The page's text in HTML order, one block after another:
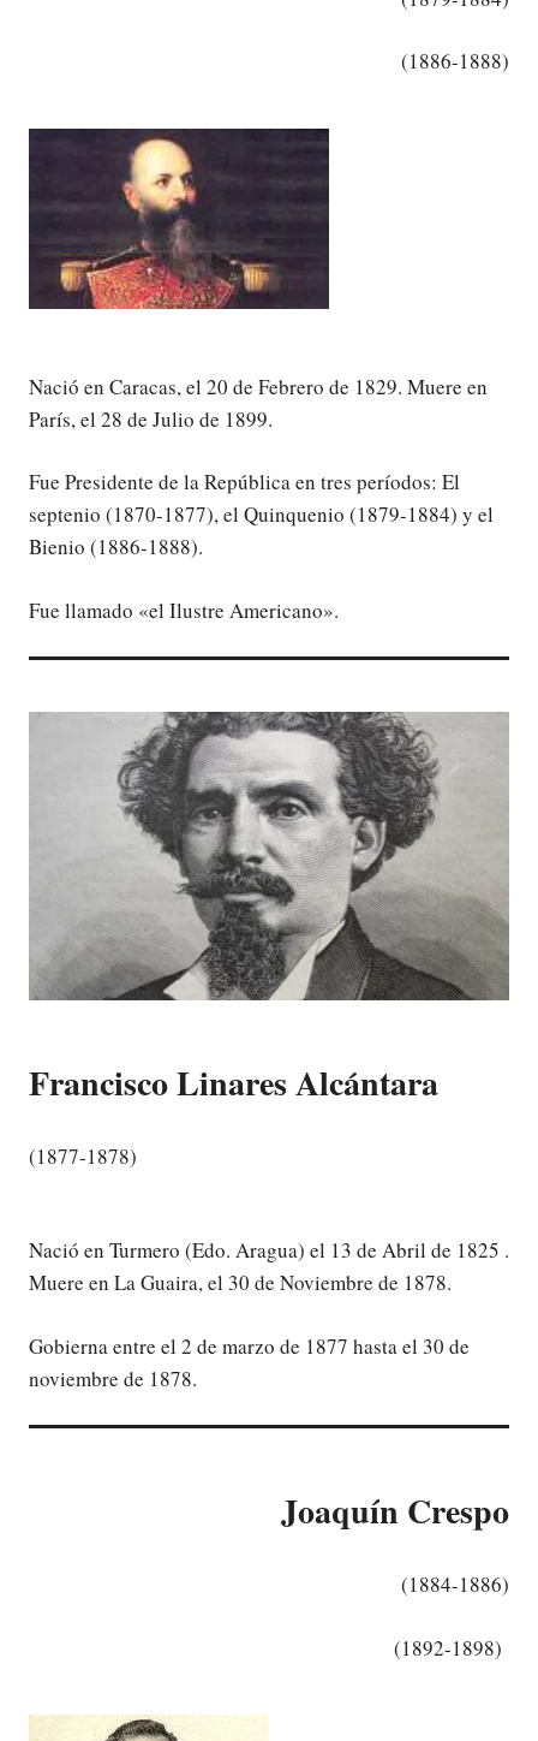
(1886-1888)
Nació en Caracas, el 20 de Febrero de 1829. Muere en
París, el 28 de Julio de 1899.
Fue Presidente de la República en tres períodos: El
septenio (1870-1877), el Quinquenio (1879-1884) y el
Bienio (1886-1888).
Fue llamado «el Ilustre Americano».
Francisco Linares Alcántara
(1877-1878)
Nació en Turmero (Edo. Aragua) el 13 de Abril de 1825 .
Muere en La Guaira, el 30 de Noviembre de 1878.
Gobierna entre el 2 de marzo de 1877 hasta el 30 de
noviembre de 1878.
Joaquín Crespo
(1884-1886)
(1892-1898)